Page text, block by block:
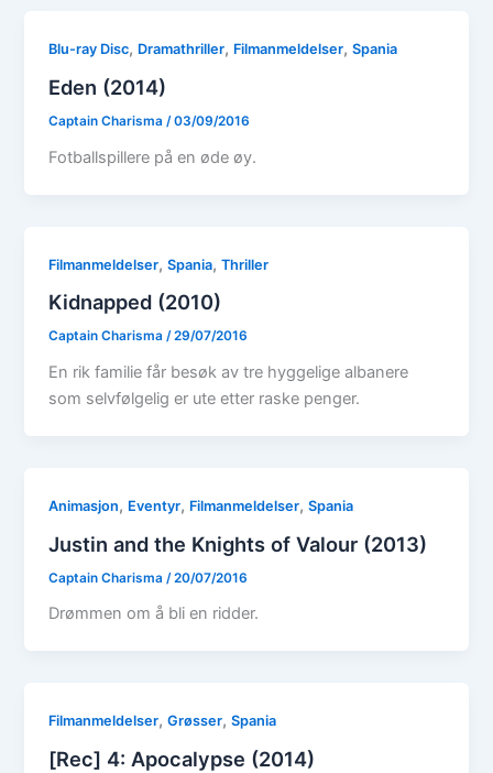
Blu-ray Disc, Dramathriller, Filmanmeldelser,Spania
Eden (2014)
Captain Charisma /03/09/2016
Fotballspillere på en øde øy.
Filmanmeldelser,Spania,Thriller
Kidnapped (2010)
Captain Charisma/29/07/2016
En rik familie får besøk av tre hyggelige albanere
som selvfølgelig er ute etter raske penger.
Animasjon, Eventyr, Filmanmeldelser,Spania
Justin and the Knights of Valour (2013)
Captain Charisma /20/07/2016
Drømmen om å bli en ridder.
Filmanmeldelser,Grøsser,Spania
[Rec] 4: Apocalypse (2014)